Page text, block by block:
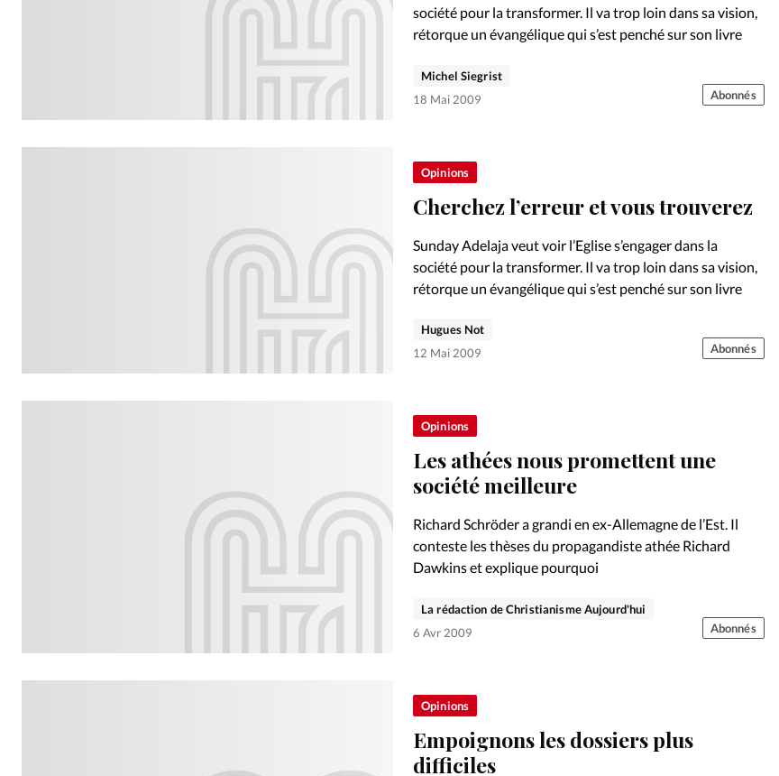
société pour la transformer. Il va trop loin dans sa vision,
rétorque un évangélique qui s’est penché sur son livre
Michel Siegrist
18 Mai 2009
Abonnés
Opinions
Cherchez l’erreur et vous trouverez
Sunday Adelaja veut voir l’Eglise s’engager dans la
société pour la transformer. Il va trop loin dans sa vision,
rétorque un évangélique qui s’est penché sur son livre
Hugues Not
12 Mai 2009
Abonnés
Opinions
Les athées nous promettent une
société meilleure
Richard Schröder a grandi en ex-Allemagne de l’Est. Il
conteste les thèses du propagandiste athée Richard
Dawkins et explique pourquoi
La rédaction de Christianisme Aujourd'hui
6 Avr 2009
Abonnés
Opinions
Empoignons les dossiers plus
difficiles